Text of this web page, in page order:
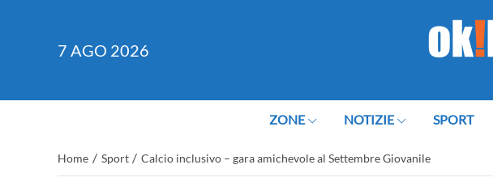
7 AGO 2026
ZONE NOTIZIE SPORT
Home / Sport / Calcio inclusivo – gara amichevole al Settembre Giovanile